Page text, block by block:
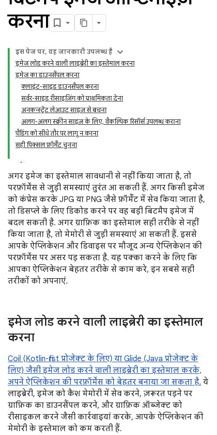
करना
इस पेज पर, यह जानकारी उपलब्ध है
इमेज लोड करने वाली लाइब्रेरी का इस्तेमाल करना
इमेज का डाउनसैंपल करना
क्लाइंट-साइड डाउनसैंपल करना
सर्वर-साइड रीसाइज़िंग को प्राथमिकता देना
अनकन्स्ट्रेंट लेआउट साइज़ से बचना
अलग-अलग स्क्रीन साइज़ के लिए, वैकल्पिक रिसॉर्स उपलब्ध कराना
पैडिंग को सीधे तौर पर लागू न करना
सही पिक्सल फ़ॉर्मैट चुनना
अगर इमेज का इस्तेमाल सावधानी से नहीं किया जाता है, तो
परफ़ॉर्मेंस से जुड़ी समस्याएं तुरंत आ सकती हैं. अगर किसी इमेज
को कंप्रेस करके JPG या PNG जैसे फ़ॉर्मैट में सेव किया जाता है,
तो डिसप्ले के लिए डिकोड करने पर वह बड़ी बिटमैप इमेज में
बदल सकती है. अगर ग्राफ़िक का इस्तेमाल सही तरीके से नहीं
किया जाता है, तो मेमोरी से जुड़ी समस्याएं आ सकती हैं. इससे
आपके ऐप्लिकेशन और डिवाइस पर मौजूद अन्य ऐप्लिकेशन की
परफ़ॉर्मेंस पर असर पड़ सकता है. यह पक्का करने के लिए कि
आपका ऐप्लिकेशन बेहतर तरीके से काम करे, इन सबसे सही
तरीकों को अपनाएं.
इमेज लोड करने वाली लाइब्रेरी का इस्तेमाल
करना
Coil (Kotlin-first प्रोजेक्ट के लिए) या Glide (Java प्रोजेक्ट के
लिए) जैसी इमेज लोड करने वाली लाइब्रेरी का इस्तेमाल करके,
अपने ऐप्लिकेशन की परफ़ॉर्मेंस को बेहतर बनाया जा सकता है. ये
लाइब्रेरी, इमेज को कैश मेमोरी में सेव करने, ज़रूरत पड़ने पर
ग्राफ़िक का डाउनसैंपल करने, और ग्राफ़िक ऑब्जेक्ट को
रीसाइकल करने जैसी कार्रवाइयां करके, आपके ऐप्लिकेशन की
मेमोरी के इस्तेमाल को कम करती हैं.